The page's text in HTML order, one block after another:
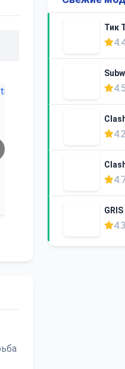
Тик
4.5
4.2
GRIS
4.3